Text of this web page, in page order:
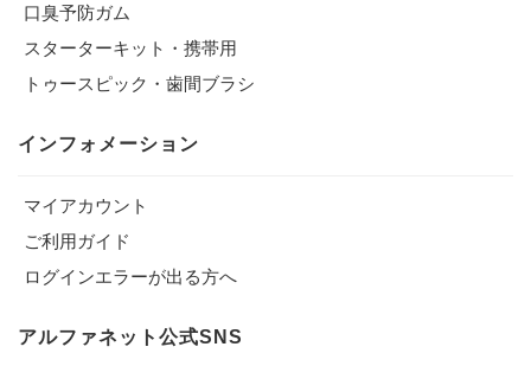
口臭予防ガム
スターターキット・携帯用
トゥースピック・歯間ブラシ
インフォメーション
マイアカウント
ご利用ガイド
ログインエラーが出る方へ
アルファネット公式SNS